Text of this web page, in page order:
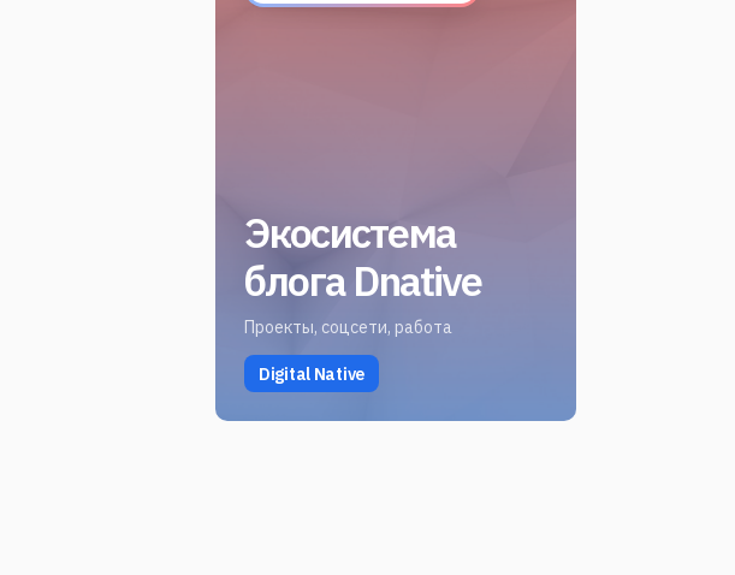
Экосистема
блога Dnative
Проекты, соцсети, работа
Digital Native